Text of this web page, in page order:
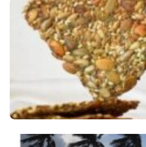
Comer Bem: Cracker De